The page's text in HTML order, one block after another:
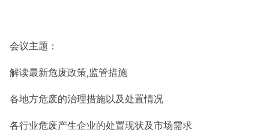
会议主题：
解读最新危废政策,监管措施
各地方危废的治理措施以及处置情况
各行业危废产生企业的处置现状及市场需求